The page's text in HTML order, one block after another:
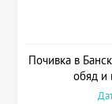
Почивка в
обяд и